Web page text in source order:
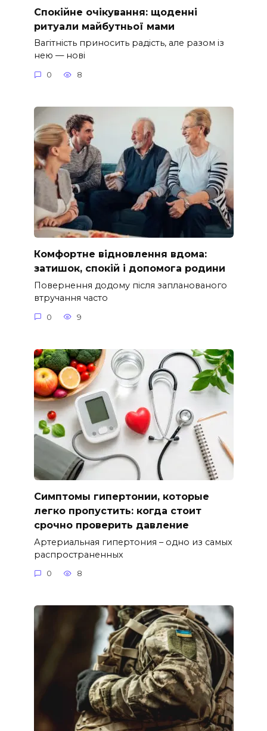
Спокійне очікування: щоденні
ритуали майбутньої мами
Вагітність приносить радість, але разом із
нею — нові
0 8
Комфортне відновлення вдома:
затишок, спокій і допомога родини
Повернення додому після запланованого
втручання часто
0 9
Симптомы гипертонии, которые
легко пропустить: когда стоит
срочно проверить давление
Артериальная гипертония – одно из самых
распространенных
0 8